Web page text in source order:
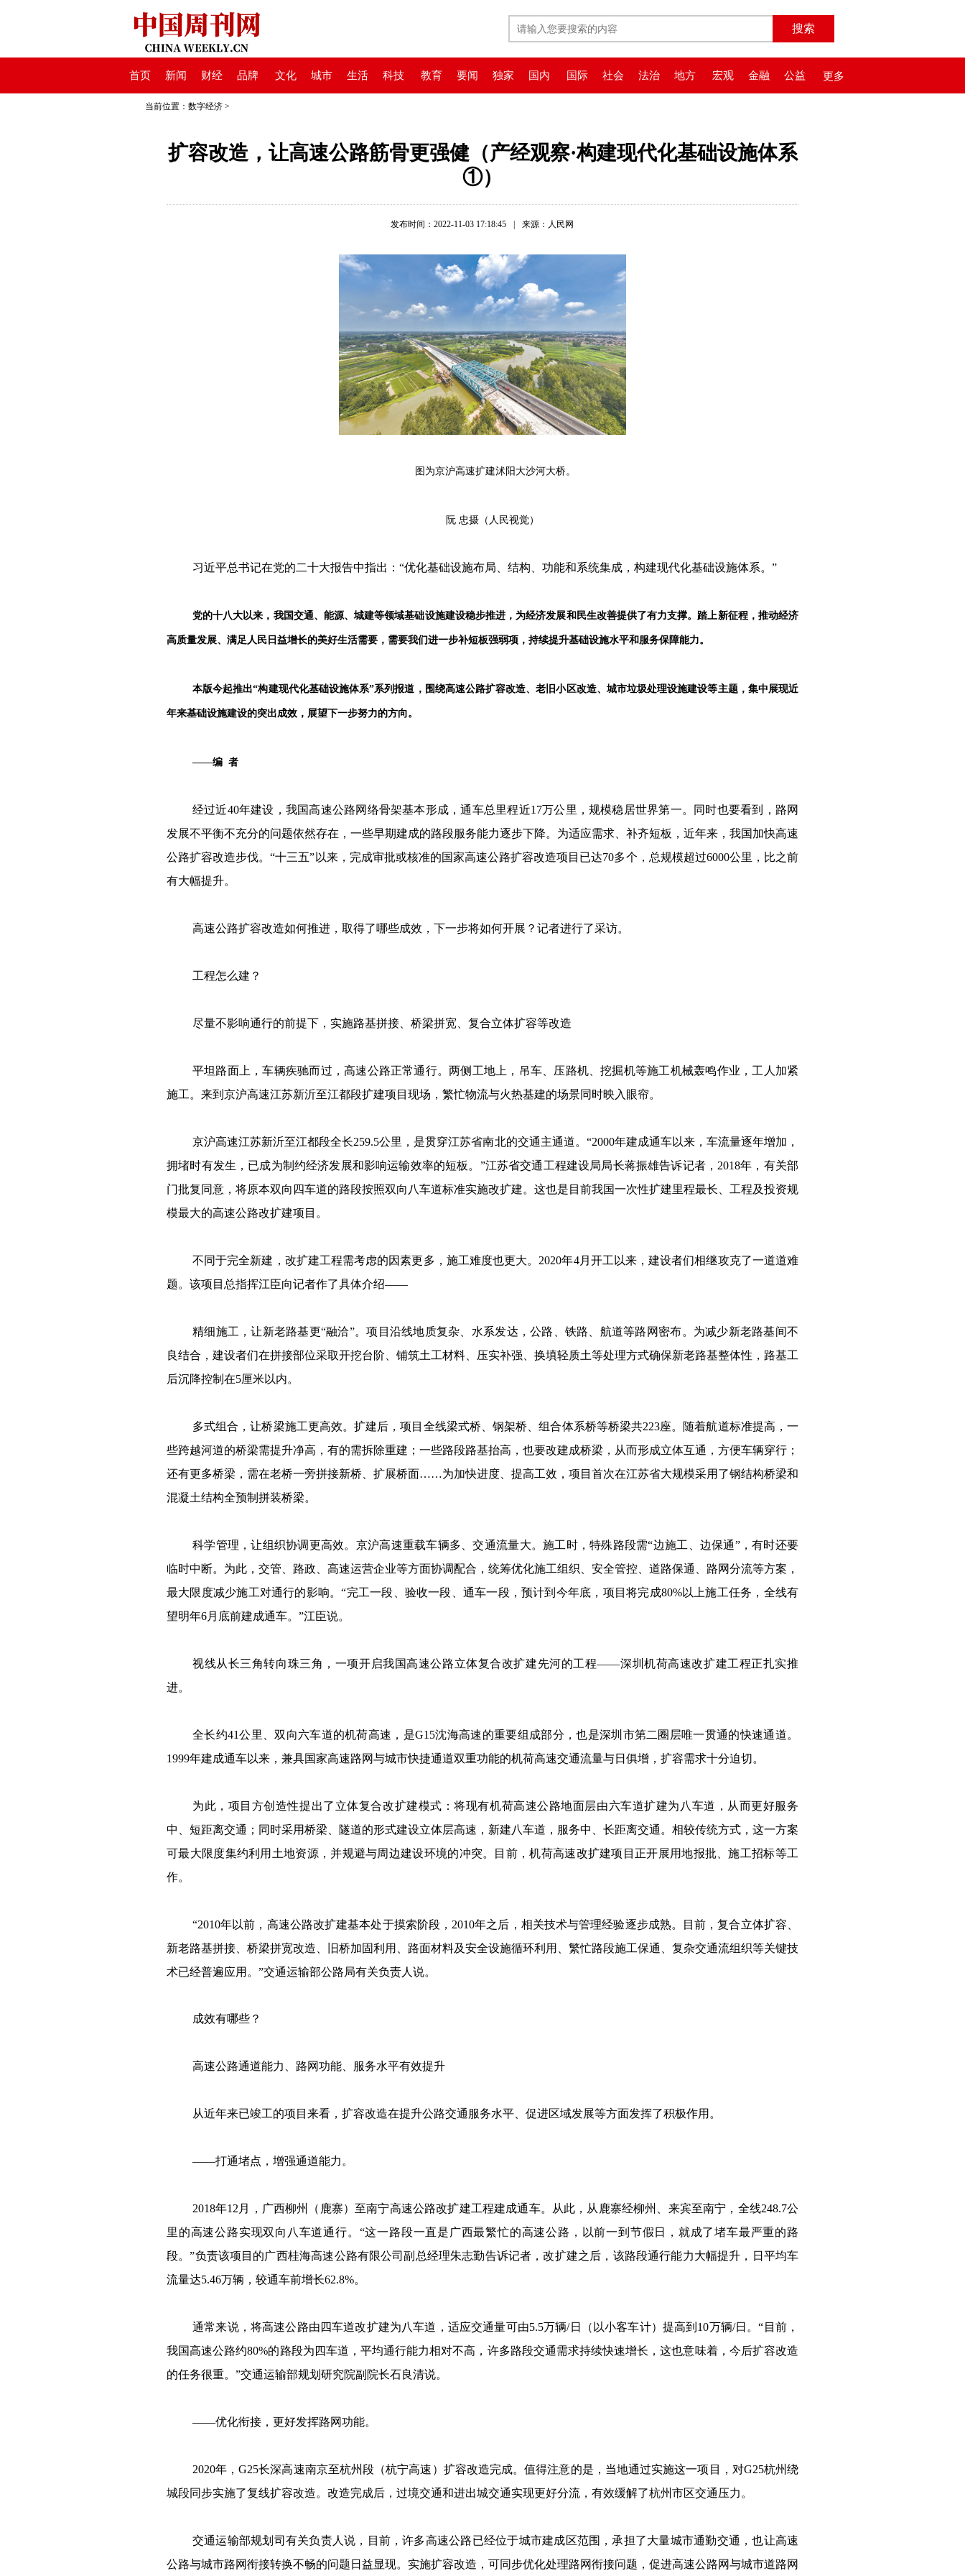
首页 新闻 财经 品牌 文化 城市 生活 科技 教育 要闻 独家 国内 国际 社会 法治 地方 宏观 金融 公益 更多
当前位置： 数字经济 >
扩容改造，让高速公路筋骨更强健（产经观察·构建现代化基础设施体系
①）
发布时间：2022-11-03 17:18:45 来源：人民网
图为京沪高速扩建沭阳大沙河大桥。
阮 忠摄（人民视觉）
习近平总书记在党的二十大报告中指出：“优化基础设施布局、结构、功能和系统集成，构建现代化基础设施体系。”
党的十八大以来，我国交通、能源、城建等领域基础设施建设稳步推进，为经济发展和民生改善提供了有力支撑。踏上新征程，推动经济
高质量发展、满足人民日益增长的美好生活需要，需要我们进一步补短板强弱项，持续提升基础设施水平和服务保障能力。
本版今起推出“构建现代化基础设施体系”系列报道，围绕高速公路扩容改造、老旧小区改造、城市垃圾处理设施建设等主题，集中展现近
年来基础设施建设的突出成效，展望下一步努力的方向。
——编 者
经过近40年建设，我国高速公路网络骨架基本形成，通车总里程近17万公里，规模稳居世界第一。同时也要看到，路网
发展不平衡不充分的问题依然存在，一些早期建成的路段服务能力逐步下降。为适应需求、补齐短板，近年来，我国加快高速
公路扩容改造步伐。“十三五”以来，完成审批或核准的国家高速公路扩容改造项目已达70多个，总规模超过6000公里，比之前
有大幅提升。
高速公路扩容改造如何推进，取得了哪些成效，下一步将如何开展？记者进行了采访。
工程怎么建？
尽量不影响通行的前提下，实施路基拼接、桥梁拼宽、复合立体扩容等改造
平坦路面上，车辆疾驰而过，高速公路正常通行。两侧工地上，吊车、压路机、挖掘机等施工机械轰鸣作业，工人加紧
施工。来到京沪高速江苏新沂至江都段扩建项目现场，繁忙物流与火热基建的场景同时映入眼帘。
京沪高速江苏新沂至江都段全长259.5公里，是贯穿江苏省南北的交通主通道。“2000年建成通车以来，车流量逐年增加，
拥堵时有发生，已成为制约经济发展和影响运输效率的短板。”江苏省交通工程建设局局长蒋振雄告诉记者，2018年，有关部
门批复同意，将原本双向四车道的路段按照双向八车道标准实施改扩建。这也是目前我国一次性扩建里程最长、工程及投资规
模最大的高速公路改扩建项目。
不同于完全新建，改扩建工程需考虑的因素更多，施工难度也更大。2020年4月开工以来，建设者们相继攻克了一道道难
题。该项目总指挥江臣向记者作了具体介绍——
精细施工，让新老路基更“融洽”。项目沿线地质复杂、水系发达，公路、铁路、航道等路网密布。为减少新老路基间不
良结合，建设者们在拼接部位采取开挖台阶、铺筑土工材料、压实补强、换填轻质土等处理方式确保新老路基整体性，路基工
后沉降控制在5厘米以内。
多式组合，让桥梁施工更高效。扩建后，项目全线梁式桥、钢架桥、组合体系桥等桥梁共223座。随着航道标准提高，一
些跨越河道的桥梁需提升净高，有的需拆除重建；一些路段路基抬高，也要改建成桥梁，从而形成立体互通，方便车辆穿行；
还有更多桥梁，需在老桥一旁拼接新桥、扩展桥面……为加快进度、提高工效，项目首次在江苏省大规模采用了钢结构桥梁和
混凝土结构全预制拼装桥梁。
科学管理，让组织协调更高效。京沪高速重载车辆多、交通流量大。施工时，特殊路段需“边施工、边保通”，有时还要
临时中断。为此，交管、路政、高速运营企业等方面协调配合，统筹优化施工组织、安全管控、道路保通、路网分流等方案，
最大限度减少施工对通行的影响。“完工一段、验收一段、通车一段，预计到今年底，项目将完成80%以上施工任务，全线有
望明年6月底前建成通车。”江臣说。
视线从长三角转向珠三角，一项开启我国高速公路立体复合改扩建先河的工程——深圳机荷高速改扩建工程正扎实推
进。
全长约41公里、双向六车道的机荷高速，是G15沈海高速的重要组成部分，也是深圳市第二圈层唯一贯通的快速通道。
1999年建成通车以来，兼具国家高速路网与城市快捷通道双重功能的机荷高速交通流量与日俱增，扩容需求十分迫切。
为此，项目方创造性提出了立体复合改扩建模式：将现有机荷高速公路地面层由六车道扩建为八车道，从而更好服务
中、短距离交通；同时采用桥梁、隧道的形式建设立体层高速，新建八车道，服务中、长距离交通。相较传统方式，这一方案
可最大限度集约利用土地资源，并规避与周边建设环境的冲突。目前，机荷高速改扩建项目正开展用地报批、施工招标等工
作。
“2010年以前，高速公路改扩建基本处于摸索阶段，2010年之后，相关技术与管理经验逐步成熟。目前，复合立体扩容、
新老路基拼接、桥梁拼宽改造、旧桥加固利用、路面材料及安全设施循环利用、繁忙路段施工保通、复杂交通流组织等关键技
术已经普遍应用。”交通运输部公路局有关负责人说。
成效有哪些？
高速公路通道能力、路网功能、服务水平有效提升
从近年来已竣工的项目来看，扩容改造在提升公路交通服务水平、促进区域发展等方面发挥了积极作用。
——打通堵点，增强通道能力。
2018年12月，广西柳州（鹿寨）至南宁高速公路改扩建工程建成通车。从此，从鹿寨经柳州、来宾至南宁，全线248.7公
里的高速公路实现双向八车道通行。“这一路段一直是广西最繁忙的高速公路，以前一到节假日，就成了堵车最严重的路
段。”负责该项目的广西桂海高速公路有限公司副总经理朱志勤告诉记者，改扩建之后，该路段通行能力大幅提升，日平均车
流量达5.46万辆，较通车前增长62.8%。
通常来说，将高速公路由四车道改扩建为八车道，适应交通量可由5.5万辆/日（以小客车计）提高到10万辆/日。“目前，
我国高速公路约80%的路段为四车道，平均通行能力相对不高，许多路段交通需求持续快速增长，这也意味着，今后扩容改造
的任务很重。”交通运输部规划研究院副院长石良清说。
——优化衔接，更好发挥路网功能。
2020年，G25长深高速南京至杭州段（杭宁高速）扩容改造完成。值得注意的是，当地通过实施这一项目，对G25杭州绕
城段同步实施了复线扩容改造。改造完成后，过境交通和进出城交通实现更好分流，有效缓解了杭州市区交通压力。
交通运输部规划司有关负责人说，目前，许多高速公路已经位于城市建成区范围，承担了大量城市通勤交通，也让高速
公路与城市路网衔接转换不畅的问题日益显现。实施扩容改造，可同步优化处理路网衔接问题，促进高速公路网与城市道路网